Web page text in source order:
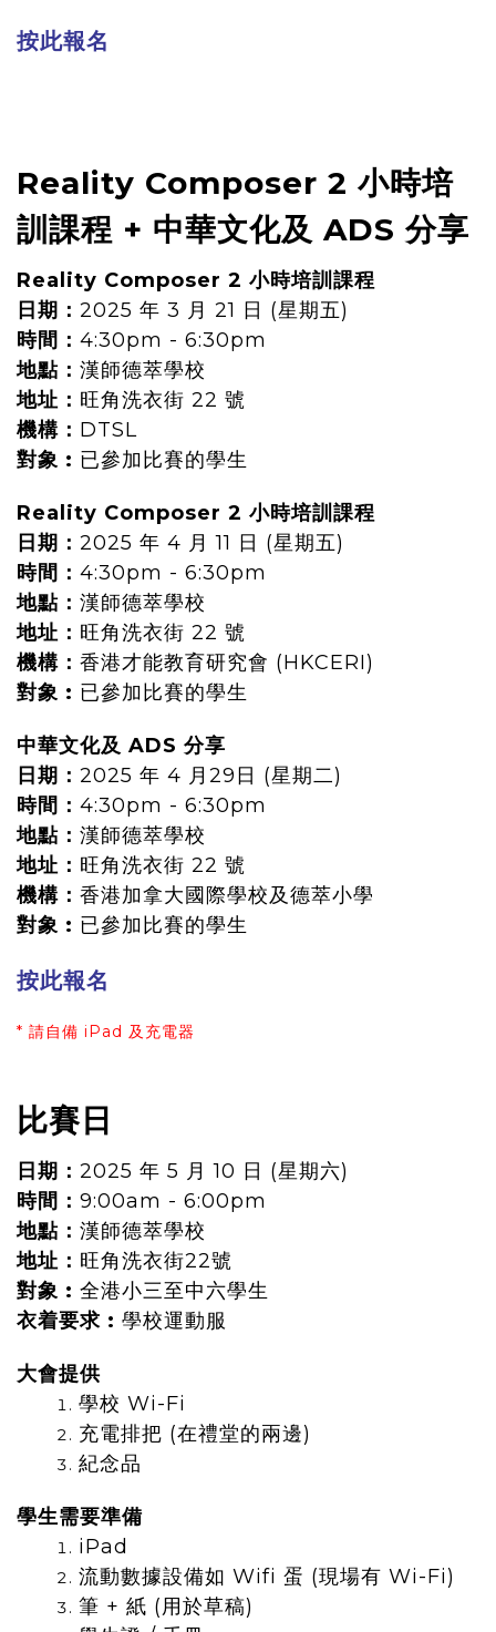
按此報名
Reality Composer 2 小時培
訓課程 + 中華文化及 ADS 分享
Reality Composer 2 小時培訓課程
日期： 2025 年 3 月 21 日 (星期五)
時間： 4:30pm - 6:30pm
地點： 漢師德萃學校
地址： 旺角洗衣街 22 號
機構： DTSL
對象 : 已參加比賽的學生
Reality Composer 2 小時培訓課程
日期： 2025 年 4 月 11 日 (星期五)
時間： 4:30pm - 6:30pm
地點： 漢師德萃學校
地址： 旺角洗衣街 22 號
機構： 香港才能教育研究會 (HKCERI)
對象 : 已參加比賽的學生
中華文化及 ADS 分享
日期： 2025 年 4 月29日 (星期二)
時間： 4:30pm - 6:30pm
地點： 漢師德萃學校
地址： 旺角洗衣街 22 號
機構： 香港加拿大國際學校及德萃小學
對象 : 已參加比賽的學生
按此報名
* 請自備 iPad 及充電器
比賽日
日期： 2025 年 5 月 10 日 (星期六)
時間： 9:00am - 6:00pm
地點： 漢師德萃學校
地址： 旺角洗衣街22號
對象 : 全港小三至中六學生
衣着要求 : 學校運動服
大會提供
學校 Wi-Fi
充電排把 (在禮堂的兩邊)
紀念品
學生需要準備
iPad
流動數據設備如 Wifi 蛋 (現場有 Wi-Fi)
筆 + 紙 (用於草稿)